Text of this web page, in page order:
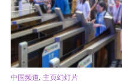
中国频道, 主页幻灯片